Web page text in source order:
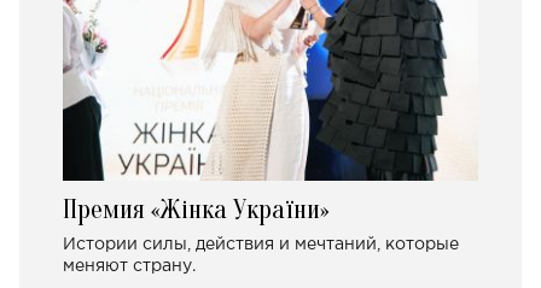
Премия «Жінка України»
Истории силы, действия и мечтаний, которые
меняют страну.